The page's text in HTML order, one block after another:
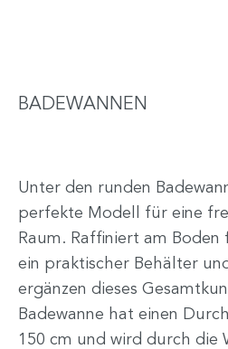
BADEWANNEN
Unter den runden
perfekte Modell für eine
Raum. Raffiniert am
ein praktischer Behälter
ergänzen dieses
Badewanne hat einen
150 cm und wird durch die